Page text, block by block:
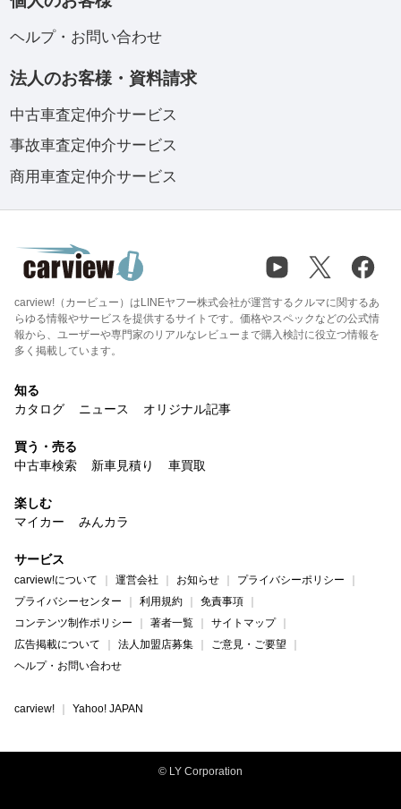
ヘルプ・お問い合わせ
法人のお客様・資料請求
中古車査定仲介サービス
事故車査定仲介サービス
商用車査定仲介サービス
carview!（カービュー）はLINEヤフー株式会社が運営するクルマに関するあ
らゆる情報やサービスを提供するサイトです。価格やスペックなどの公式情
報から、ユーザーや専門家のリアルなレビューまで購入検討に役立つ情報を
多く掲載しています。
知る
カタログ
ニュース オリジナル記事
買う・売る
中古車検索
新車見積り 車買取
楽しむ
マイカー
みんカラ
サービス
carview!について 運営会社 お知らせ
プライバシーポリシー
プライバシーセンター
利用規約
免責事項
コンテンツ制作ポリシー
著者一覧
サイトマップ
広告掲載について
法人加盟店募集
ご意見・ご要望
ヘルプ・お問い合わせ
carview! Yahoo! JAPAN
© LY Corporation